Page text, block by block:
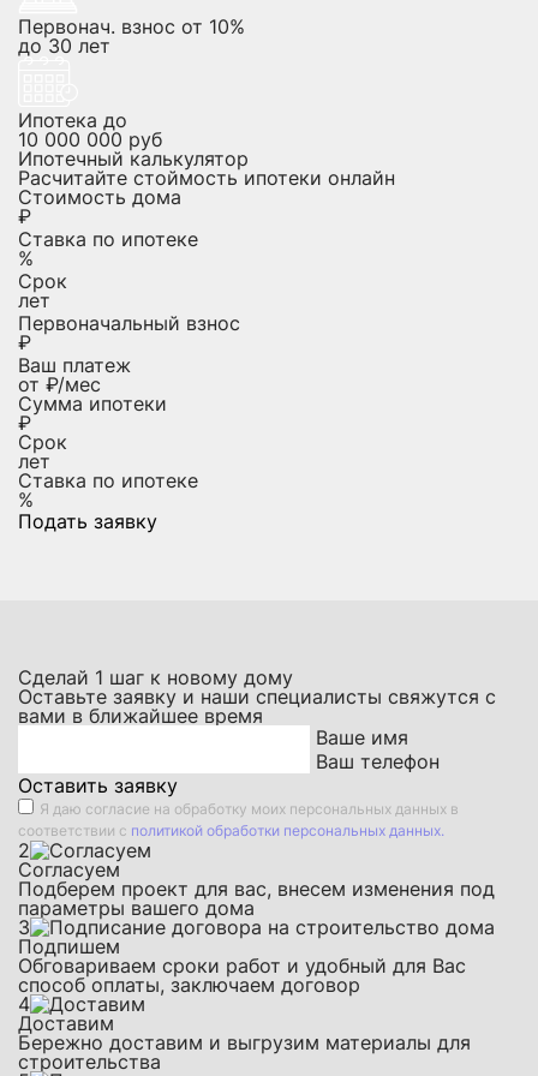
Первонач. взнос от 10%
до30 лет
Ипотека до
10 000 000 руб
Ипотечный калькулятор
Расчитайте стоймость ипотеки онлайн
Стоимость дома
₽
Ставка по ипотеке
%
Срок
лет
Первоначальный взнос
₽
Ваш платеж
от ₽/мес
Сумма ипотеки
₽
Срок
лет
Ставка по ипотеке
%
Подать заявку
Сделай 1 шаг к новому дому
Оставьте заявку и наши специалисты свяжутся с
вами в ближайшее время
Ваше имя
Ваш телефон
Оставить заявку
Я даю согласие на обработку моих персональных данных в
соответствии с политикой обработки персональных данных.
2
Согласуем
Подберем проект для вас, внесем изменения под
параметры вашего дома
3
Подпишем
Обговариваем сроки работ и удобный для Вас
способ оплаты, заключаем договор
4
Доставим
Бережно доставим и выгрузим материалы для
строительства